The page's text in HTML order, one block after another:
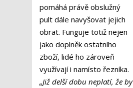
pomáhá právě obslužný
pult dále navyšovat jejich
obrat. Funguje totiž nejen
jako doplněk ostatního
zboží, lidé ho zároveň
využívají i namísto řezníka.
„Již delší dobu neplatí, že by